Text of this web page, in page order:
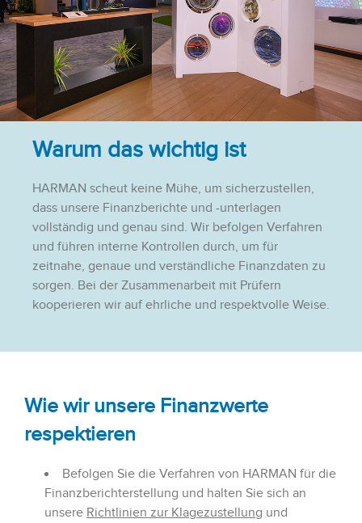
Warum das wichtig ist
HARMAN scheut keine Mühe, um sicherzustellen,
dass unsere Finanzberichte und -unterlagen
vollständig und genau sind. Wir befolgen Verfahren
und führen interne Kontrollen durch, um für
zeitnahe, genaue und verständliche Finanzdaten zu
sorgen. Bei der Zusammenarbeit mit Prüfern
kooperieren wir auf ehrliche und respektvolle Weise.
Wie wir unsere Finanzwerte
respektieren
Befolgen Sie die Verfahren von HARMAN für die
Finanzberichterstellung und halten Sie sich an
unsere Richtlinien zur Klagezustellung und